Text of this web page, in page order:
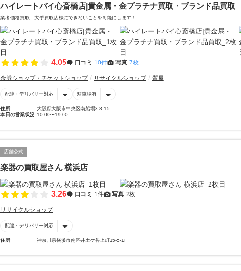
ハイレートバイ心斎橋店|貴金属・金プラチナ買取・ブランド品買取
業者価格買取！大手買取店様にできないことを可能にします！
4.05 口コミ 10件 写真 7枚
金券ショップ・チケットショップ リサイクルショップ 質屋
配達・デリバリー対応 駐車場有
住所
大阪府大阪市中央区南船場3-8-15
本日の営業状況 10:00〜19:00
店舗公式
楽器の買取屋さん 横浜店
3.26 口コミ 1件 写真 2枚
リサイクルショップ
配達・デリバリー対応
住所 神奈川県横浜市南区井土ケ谷上町15-5-1F